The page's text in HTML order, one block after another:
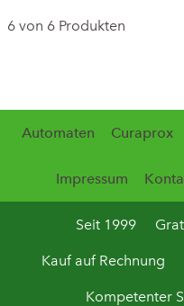
6 von 6 Produkten
Automaten Curaprox
Impressum
Seit 1999
Kauf auf Rechnung
Kompetenter